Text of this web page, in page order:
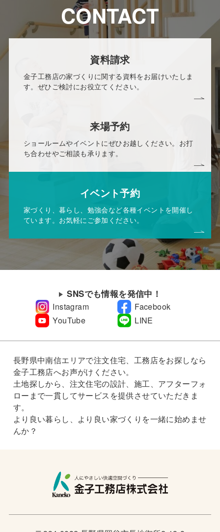
CONTACT
資料請求
金子工務店の家づくりに関する資料をお届けいたしま
す。ぜひご検討にお役立てください。
来場予約
ショールームやイベントにぜひお越しください。お打
ち合わせやご相談も承ります。
イベント予約
家づくり、暮らし、勉強会など各種イベントを開催し
ています。お気軽にご参加ください。
SNSでも情報を発信中！
Instagram
Facebook
YouTube
LINE
長野県中南信エリアで注文住宅、工務店をお探しなら
金子工務店へお声がけください。
土地探しから、注文住宅の設計、施工、アフターフォ
ローまで一貫してサービスを提供させていただきま
す。
より良い暮らし、より良い家づくりを一緒に始めませ
んか？